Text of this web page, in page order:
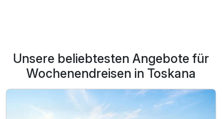
Unsere beliebtesten Angebote für
Wochenendreisen in Toskana